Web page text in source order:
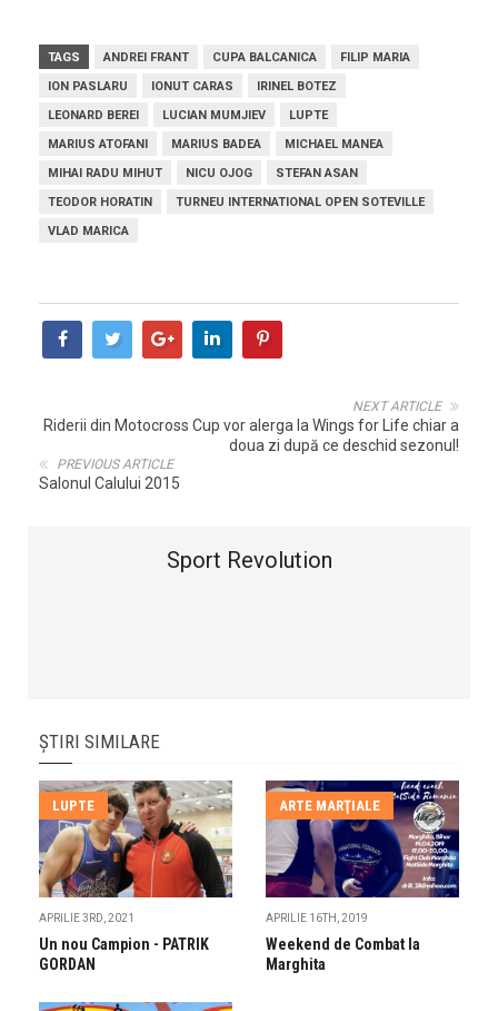
TAGS ANDREI FRANT CUPA BALCANICA
FILIP MARIA
ION PASLARU
IONUT CARAS
IRINEL BOTEZ
LEONARD BEREI
LUCIAN MUMJIEV
LUPTE
MARIUS ATOFANI
MARIUS BADEA
MICHAEL MANEA
MIHAI RADU MIHUT
NICU OJOG
STEFAN ASAN
TEODOR HORATIN
TURNEU INTERNATIONAL OPEN SOTEVILLE
VLAD MARICA
NEXT ARTICLE
Riderii din Motocross Cup vor alerga la Wings for Life chiar a
doua zi după ce deschid sezonul!
PREVIOUS ARTICLE
Salonul Calului 2015
Sport Revolution
ȘTIRI SIMILARE
LUPTE
APRILIE 3RD, 2021
Un nou Campion - PATRIK
GORDAN
ARTE MARŢIALE
APRILIE 16TH, 2019
Weekend de Combat la
Marghita